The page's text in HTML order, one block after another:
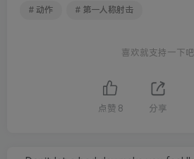
# 动作 # 第一人称射击
喜欢就支持一下吧
点赞 8 分享